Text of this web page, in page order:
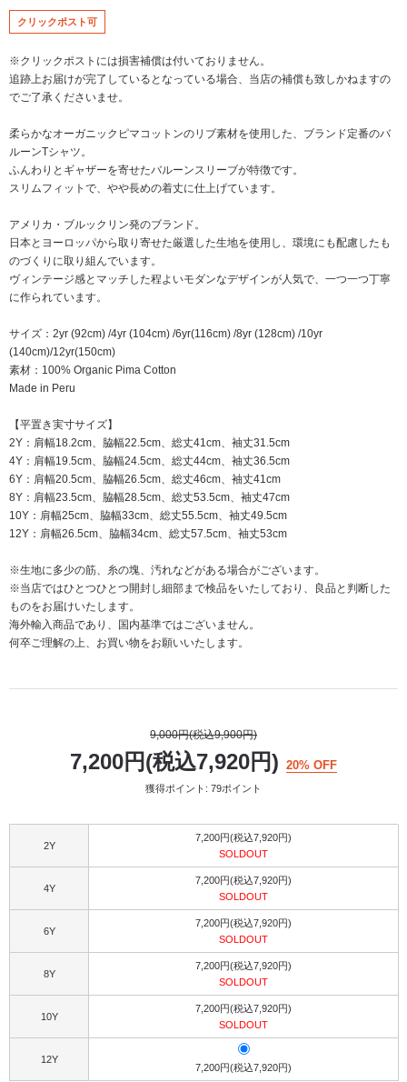
クリックポスト可
※クリックポストには損害補償は付いておりません。
追跡上お届けが完了しているとなっている場合、当店の補償も致しかねますの
でご了承くださいませ。
柔らかなオーガニックピマコットンのリブ素材を使用した、ブランド定番のバ
ルーンTシャツ。
ふんわりとギャザーを寄せたバルーンスリーブが特徴です。
スリムフィットで、やや長めの着丈に仕上げています。
アメリカ・ブルックリン発のブランド。
日本とヨーロッパから取り寄せた厳選した生地を使用し、環境にも配慮したも
のづくりに取り組んでいます。
ヴィンテージ感とマッチした程よいモダンなデザインが人気で、一つ一つ丁寧
に作られています。
サイズ：2yr (92cm) /4yr (104cm) /6yr(116cm) /8yr (128cm) /10yr
(140cm)/12yr(150cm)
素材：100% Organic Pima Cotton
Made in Peru
【平置き実寸サイズ】
2Y：肩幅18.2cm、脇幅22.5cm、総丈41cm、袖丈31.5cm
4Y：肩幅19.5cm、脇幅24.5cm、総丈44cm、袖丈36.5cm
6Y：肩幅20.5cm、脇幅26.5cm、総丈46cm、袖丈41cm
8Y：肩幅23.5cm、脇幅28.5cm、総丈53.5cm、袖丈47cm
10Y：肩幅25cm、脇幅33cm、総丈55.5cm、袖丈49.5cm
12Y：肩幅26.5cm、脇幅34cm、総丈57.5cm、袖丈53cm
※生地に多少の筋、糸の塊、汚れなどがある場合がございます。
※当店ではひとつひとつ開封し細部まで検品をいたしており、良品と判断した
ものをお届けいたします。
海外輸入商品であり、国内基準ではございません。
何卒ご理解の上、お買い物をお願いいたします。
9,000円(税込9,900円)
7,200円(税込7,920円) 20% OFF
獲得ポイント: 79ポイント
2Y
7,200円(税込7,920円)
SOLDOUT
4Y
7,200円(税込7,920円)
SOLDOUT
6Y
7,200円(税込7,920円)
SOLDOUT
8Y
7,200円(税込7,920円)
SOLDOUT
10Y
7,200円(税込7,920円)
SOLDOUT
12Y
7,200円(税込7,920円)